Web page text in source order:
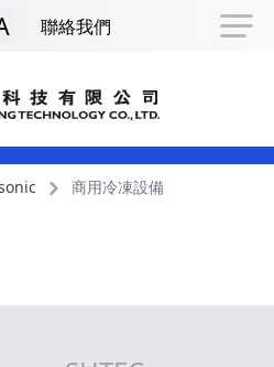
主導航選單 跳到頁尾
聯絡我們
商用冷凍設備